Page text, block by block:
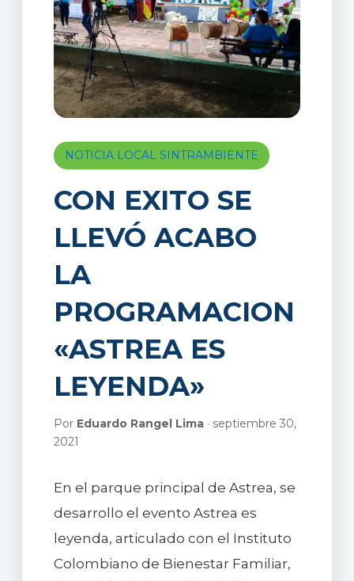
NOTICIA LOCAL SINTRAMBIENTE
CON EXITO SE
LLEVÓ ACABO
LA
PROGRAMACION
«ASTREA ES
LEYENDA»
Por Eduardo Rangel Lima· septiembre 30,
2021
En el parque principal de Astrea, se
desarrollo el evento Astrea es
leyenda, articulado con el Instituto
Colombiano de Bienestar Familiar,